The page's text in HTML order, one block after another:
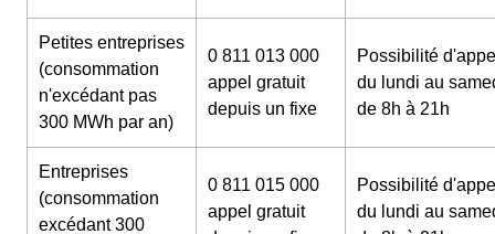
Petites entreprises
(consommation
n'excédant pas
300 MWh par an)
0 811 013 000
appel gratuit
depuis un fixe
Possibilité
du lundi au
de 8h à 21h
Entreprises
(consommation
excédant 300
0 811 015 000
appel gratuit
Possibilité
du lundi au